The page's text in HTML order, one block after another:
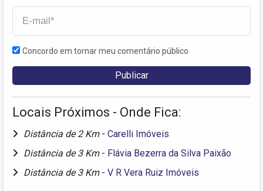
Concordo em tornar meu comentário público
Locais Próximos - Onde Fica:
Distância de 2 Km - Carelli Imóveis
Distância de 3 Km - Flávia Bezerra da Silva Paixão
Distância de 3 Km - V R Vera Ruiz Imóveis